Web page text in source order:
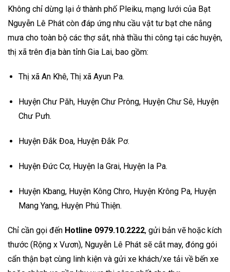
Không chỉ dừng lại ở thành phố Pleiku, mạng lưới của Bạt
Nguyễn Lê Phát còn đáp ứng nhu cầu vật tư bạt che nắng
mưa cho toàn bộ các thợ sắt, nhà thầu thi công tại các huyện,
thị xã trên địa bàn tỉnh Gia Lai, bao gồm:
Thị xã An Khê, Thị xã Ayun Pa.
Huyện Chư Păh, Huyện Chư Prông, Huyện Chư Sê, Huyện
Chư Pưh.
Huyện Đắk Đoa, Huyện Đắk Pơ.
Huyện Đức Cơ, Huyện Ia Grai, Huyện Ia Pa.
Huyện Kbang, Huyện Kông Chro, Huyện Krông Pa, Huyện
Mang Yang, Huyện Phú Thiện.
Chỉ cần gọi đến Hotline 0979.10.2222, gửi bản vẽ hoặc kích
thước (Rộng x Vươn), Nguyễn Lê Phát sẽ cắt may, đóng gói
cẩn thận bạt cùng linh kiện và gửi xe khách/xe tải về bến xe